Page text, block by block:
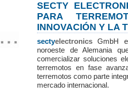
SECTY
PARA
INNOVACIÓN Y LA
sectyelectronics GmbH
noroeste de Alemania
comercializar soluciones
terremotos en fase
terremotos como parte
mercado internacional.